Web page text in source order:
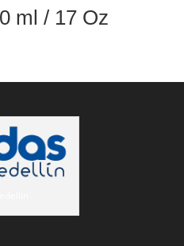
ml / 17 Oz